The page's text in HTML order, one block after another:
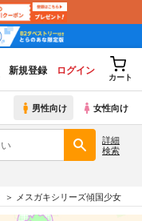
新規登録 ログイン
カート
男性向け 女性向け
詳細
検索
メスガキシリーズ傾国少女